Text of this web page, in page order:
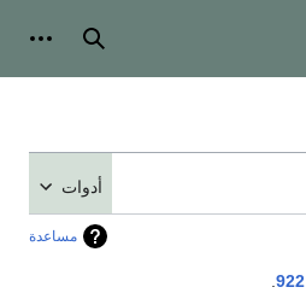
بحث
أدوات
مساعدة
922